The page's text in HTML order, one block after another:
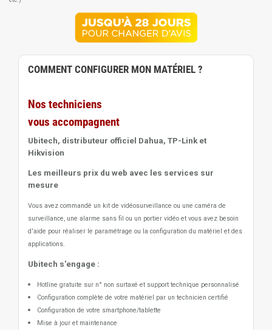
COMMENT CONFIGURER MON MATÉRIEL ?
Nos techniciens
vous accompagnent
Ubitech, distributeur officiel Dahua, TP-Link et
Hikvision
Les meilleurs prix du web avec les services sur
mesure
Vous avez commandé un kit de vidéosurveillance ou une caméra de
surveillance, une alarme sans fil ou un portier vidéo et vous avez besoin
d'aide pour réaliser le paramétrage ou la configuration du matériel et des
applications.
Ubitech s'engage :
Hotline gratuite sur n° non surtaxé et support technique personnalisé
Configuration complète de votre matériel par un technicien certifié
Configuration de votre smartphone/tablette
Mise à jour et maintenance